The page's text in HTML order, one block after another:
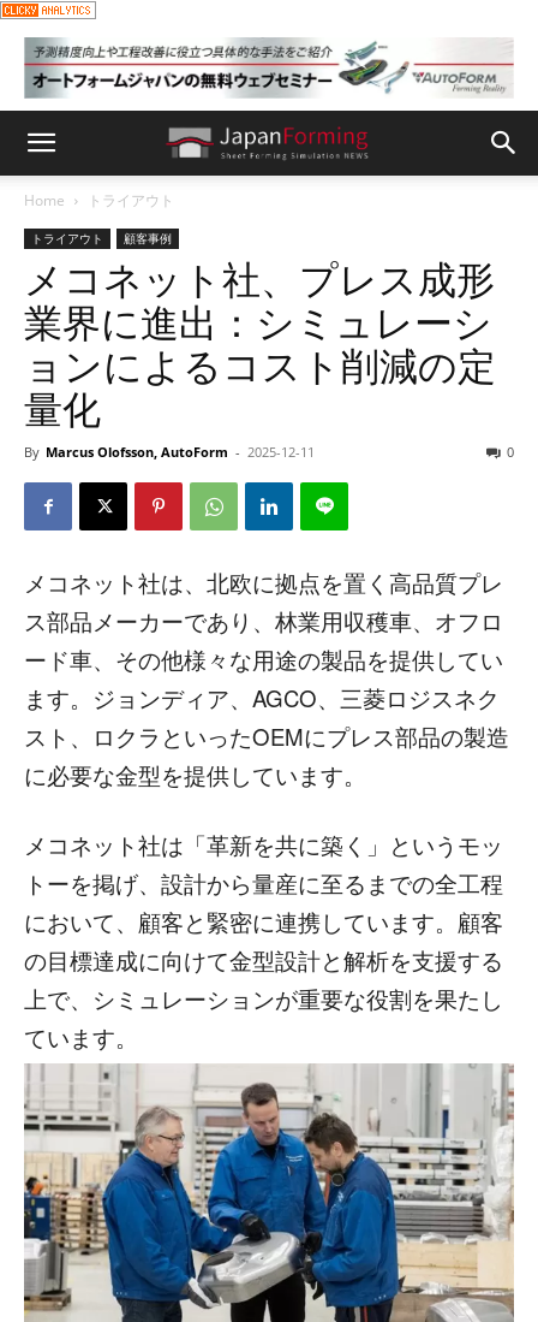
Home トライアウト
トライアウト 顧客事例
メコネット社、プレス成形
業界に進出：シミュレーシ
ョンによるコスト削減の定
量化
By Marcus Olofsson, AutoForm - 2025-12-11 0
メコネット社は、北欧に拠点を置く高品質プレ
ス部品メーカーであり、林業用収穫車、オフロ
ード車、その他様々な用途の製品を提供してい
ます。ジョンディア、AGCO、三菱ロジスネク
スト、ロクラといったOEMにプレス部品の製造
に必要な金型を提供しています。
メコネット社は「革新を共に築く」というモッ
トーを掲げ、設計から量産に至るまでの全工程
において、顧客と緊密に連携しています。顧客
の目標達成に向けて金型設計と解析を支援する
上で、シミュレーションが重要な役割を果たし
ています。